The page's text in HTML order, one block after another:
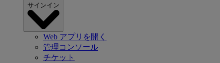
サインイン
Web アプリを開く
管理コンソール
チケット